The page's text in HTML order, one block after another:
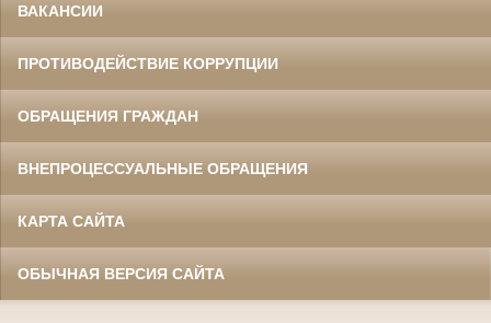
ВАКАНСИИ
ПРОТИВОДЕЙСТВИЕ КОРРУПЦИИ
ОБРАЩЕНИЯ ГРАЖДАН
ВНЕПРОЦЕССУАЛЬНЫЕ ОБРАЩЕНИЯ
КАРТА САЙТА
ОБЫЧНАЯ ВЕРСИЯ САЙТА